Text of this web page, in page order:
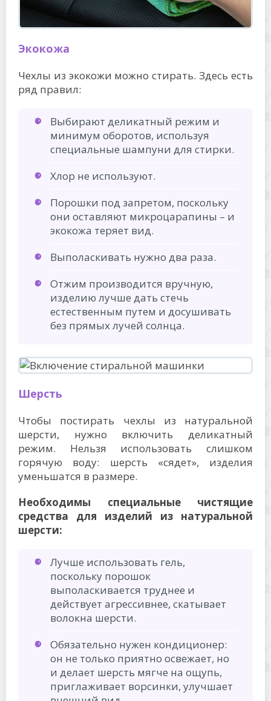
Экокожа
Чехлы из экокожи можно стирать. Здесь есть
ряд правил:
Выбирают деликатный режим и
минимум оборотов, используя
специальные шампуни для стирки.
Хлор не используют.
Порошки под запретом, поскольку
они оставляют микроцарапины – и
экокожа теряет вид.
Выполаскивать нужно два раза.
Отжим производится вручную,
изделию лучше дать стечь
естественным путем и досушивать
без прямых лучей солнца.
Шерсть
Чтобы постирать чехлы из натуральной
шерсти, нужно включить деликатный
режим. Нельзя использовать слишком
горячую воду: шерсть «сядет», изделия
уменьшатся в размере.
Необходимы специальные чистящие
средства для изделий из натуральной
шерсти:
Лучше использовать гель,
поскольку порошок
выполаскивается труднее и
действует агрессивнее, скатывает
волокна шерсти.
Обязательно нужен кондиционер:
он не только приятно освежает, но
и делает шерсть мягче на ощупь,
приглаживает ворсинки, улучшает